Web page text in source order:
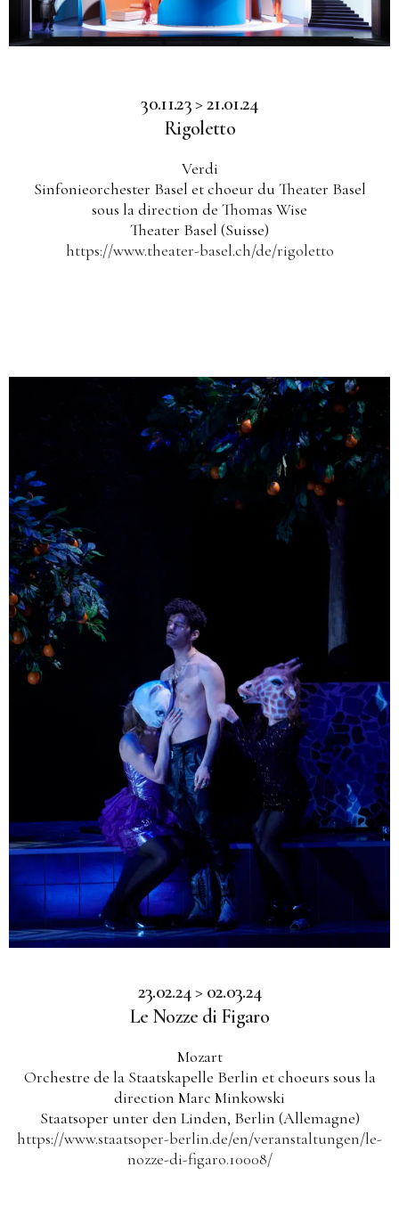
30.11.23 > 21.01.24
Rigoletto
Verdi
Sinfonieorchester Basel et choeur du Theater Basel
sous la direction de Thomas Wise
Theater Basel (Suisse)
https://www.theater-basel.ch/de/rigoletto
23.02.24 > 02.03.24
Le Nozze di Figaro
Mozart
Orchestre de la Staatskapelle Berlin et choeurs sous la
direction Marc Minkowski
Staatsoper unter den Linden, Berlin (Allemagne)
https://www.staatsoper-berlin.de/en/veranstaltungen/le-
nozze-di-figaro.10008/